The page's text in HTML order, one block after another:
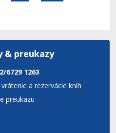
& preukazy
6729 1263
a rezervácie kníh
preukazu